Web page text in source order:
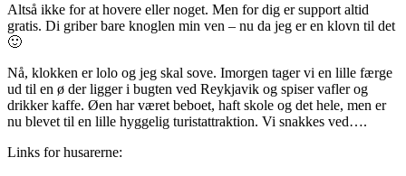
Altså ikke for at hovere eller noget. Men for dig er support altid
gratis. Di griber bare knoglen min ven – nu da jeg er en klovn til det
🙂
Nå, klokken er lolo og jeg skal sove. Imorgen tager vi en lille færge
ud til en ø der ligger i bugten ved Reykjavik og spiser vafler og
drikker kaffe. Øen har været beboet, haft skole og det hele, men er
nu blevet til en lille hyggelig turistattraktion. Vi snakkes ved….
Links for husarerne: